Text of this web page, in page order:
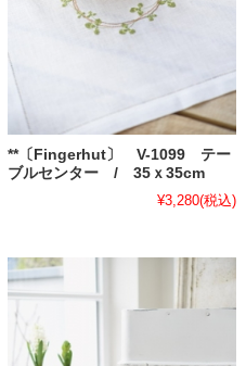
**〔Fingerhut〕 V-1099 テー
ブルセンター / 35ｘ35cm
¥3,280(税込)